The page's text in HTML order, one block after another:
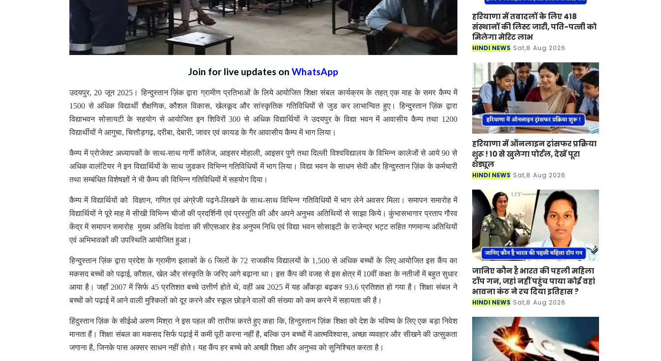
Join for live updates on WhatsApp
उदयपुर, 20 जून 2025। हिन्दुस्तान ज़िंक द्वारा ग्रामीण प्रतिभाओं के लिये आयोजित शिक्षा संबल कार्यक्रम के तहत् एक माह के समर कैम्प में
1500 से अधिक विद्यार्थी शैक्षणिक, कौशल विकास, खेलकूद और सांस्कृतिक गतिविधियों से जुड कर लाभान्वित हुए। हिन्दुस्तान ज़िंक द्वारा
विद्याभवन सोसायटी के सहयोग से आयोजित इन शिविरों 300 से अधिक विद्यार्थियों ने उदयपुर के विद्या भवन में आवासीय कैम्प तथा 1200
विद्यार्थीयों ने आगुचा, चित्तौड़गढ़, दरीबा, देबारी, जावर एवं कायड के गैर आवासीय कैम्प में भाग लिया।
कैम्प में प्रोजेक्ट अध्यापकों के साथ-साथ गार्गी काॅलेज, आइसर मोहाली, आइसर पुणे तथा दिल्ली विश्वविद्यालय के विभिन्न कालेजों से आये 90 से
अधिक वालंटियर ने इन विद्यार्थियों के साथ जुडकर विभिन्न गतिविधियों में भाग लिया। विद्या भवन के साधन सेवी और हिन्दुस्तान ज़िंक के कर्मचारी
तथा सम्बंधित विशेषज्ञों ने भी कैम्प की विभिन्न गतिविधियों में सहयोग दिया।
कैम्प में विद्यार्थियों को विज्ञान, गणित एवं अंग्रेजी पढ़ने-लिखने के साथ-साथ विभिन्न गतिविधियों में भाग लेने अवसर मिला। समापन समारोह में
विद्यार्थियों ने पूरे माह में सीखी विभिन्न चीजों की प्रदर्शिनी एवं प्रस्तुति की और अपने अनुभव अतिथियों से साझा किये। कुंभासभागार प्रताप गौरव
केंद्र में समापन समारोह मुख्य अतिथि वेदांता की सीएसआर हेड अनुपम निधि एवं विद्या भवन सोसाइटी के राजेन्द्र भट्ट सहित गणमान्य अतिथियों
एवं अभिभावकों की उपस्थिति आयोजित हुआ।
हिन्दुस्तान ज़िंक द्वारा प्रदेश के ग्रामीण इलाकों के 6 जिलों के 72 राजकीय विद्यालयों के 1,500 से अधिक बच्चों के लिए आयोजित इस कैंप का
मकसद बच्चों को पढ़ाई, कौशल, खेल और संस्कृति के जरिए आगे बढ़ाना था। इस कैंप की वजह से इस क्षेत्र में 10वीं कक्षा के नतीजों में बहुत सुधार
आया है। जहाँ 2007 में सिर्फ 45 प्रतिशत बच्चे उत्तीर्ण होते थे, वहीं अब 2025 में यह आँकड़ा बढ़कर 93.6 प्रतिशत हो गया है। शिक्षा संबल ने
बच्चों को पढ़ाई में आने वाली मुश्किलों को दूर करने और स्कूल छोड़ने वालों की संख्या को कम करने में सहायता की है।
हिंदुस्तान ज़िंक के सीईओ अरुण मिश्रा ने इस पहल की तारीफ करते हुए कहा कि, हिन्दुस्तान ज़िंक शिक्षा को देश के भविष्य के लिए एक बड़ा निवेश
मानता हैं। शिक्षा संबल का मकसद सिर्फ पढ़ाई में कमी पूरी करना नहीं है, बल्कि उन बच्चों में आत्मविश्वास, अच्छा व्यवहार और सीखने की उत्सुकता
जगाना है, जिनके पास अक्सर साधन नहीं होते। यह कैंप हर बच्चे को अच्छी शिक्षा और अनुभव को सुनिश्चित करता है।
हरियाणा में तबादलों के लिए 418
संस्थानों की लिस्ट जारी, पति-पत्नी को
मिलेगा मेरिट लाभ
HINDI NEWS Sat,8 Aug 2026
हरियाणा में ऑनलाइन ट्रांसफर प्रक्रिया
शुरू ! 10 से खुलेगा पोर्टल, देखें पूरा
शेड्यूल
HINDI NEWS Sat,8 Aug 2026
जानिए कौन है भारत की पहली महिला
टॉप गन, जहां नहीं पहुंच पाया कोई वहां
भावना कंठ ने रच दिया इतिहास ?
HINDI NEWS Sat,8 Aug 2026